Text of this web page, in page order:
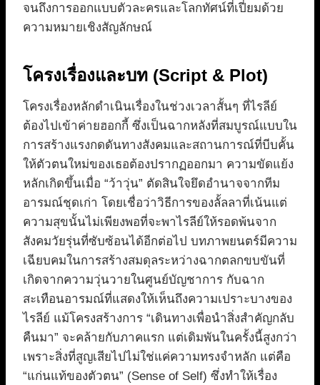
จนถึงการออกแบบตัวละครและโลกทัศน์ที่เปี่ยมด้วย
ความหมายเชิงสัญลักษณ์
โครงเรื่องและบท (Script & Plot)
โครงเรื่องหลักดำเนินเรื่องในช่วงเวลาสั้นๆ ที่ไรลีย์
ต้องไปเข้าค่ายฮอกกี้ ซึ่งเป็นฉากหลังที่สมบูรณ์แบบใน
การสร้างแรงกดดันทางสังคมและสถานการณ์ที่บีบคั้น
ให้ตัวตนใหม่ของเธอต้องปรากฏออกมา ความขัดแย้ง
หลักเกิดขึ้นเมื่อ “ว้าวุ่น” ตัดสินใจยึดอำนาจจากทีม
อารมณ์ชุดเก่า โดยเชื่อว่าวิธีการของลั้ลลาที่เน้นแต่
ความสุขนั้นไม่เพียงพอที่จะพาไรลีย์ให้รอดพ้นจาก
สังคมวัยรุ่นที่ซับซ้อนได้อีกต่อไป บทภาพยนตร์มีความ
เฉียบคมในการสร้างสมดุลระหว่างฉากตลกขบขันที่
เกิดจากความวุ่นวายในศูนย์บัญชาการ กับฉาก
สะเทือนอารมณ์ที่แสดงให้เห็นถึงความเปราะบางของ
ไรลีย์ แม้โครงสร้างการ “เดินทางเพื่อนำสิ่งสำคัญกลับ
คืนมา” จะคล้ายกับภาคแรก แต่เดิมพันในครั้งนี้สูงกว่า
เพราะสิ่งที่สูญเสียไปไม่ใช่แค่ความทรงจำหลัก แต่คือ
“แก่นแท้ของตัวตน” (Sense of Self) ซึ่งทำให้เรื่อง